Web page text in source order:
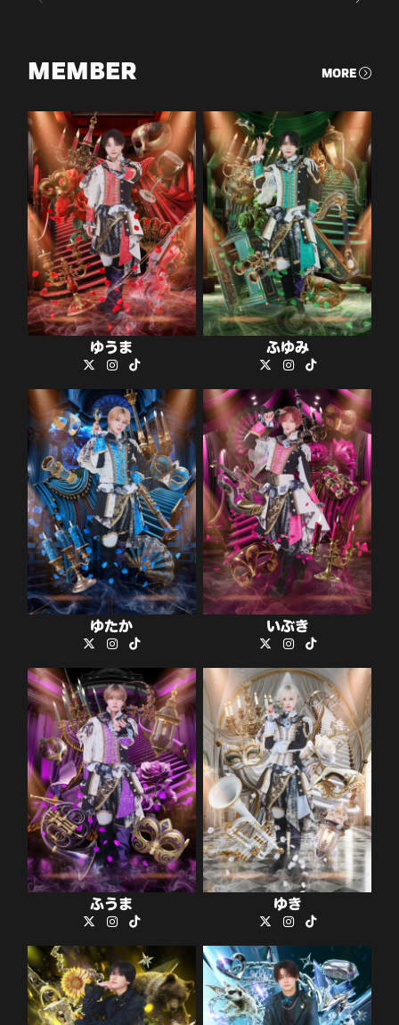
MEMBER MORE
ゆうま ふゆみ
ゆたか いぶき
ふうま ゆき